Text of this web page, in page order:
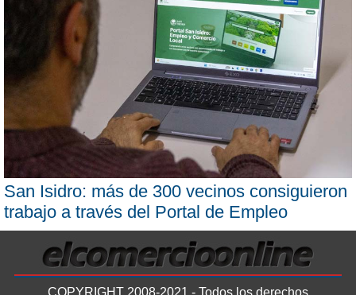
San Isidro: más de 300 vecinos consiguieron
trabajo a través del Portal de Empleo